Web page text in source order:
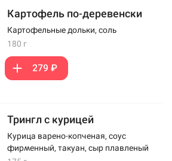
Картофель по-деревенски
Картофельные дольки, соль
180 г
279 ₽
Трингл с курицей
Курица варено-копченая, соус
фирменный, такуан, сыр плавленый